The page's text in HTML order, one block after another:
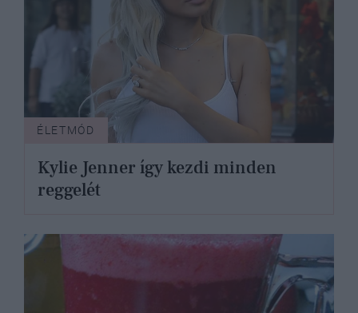
ÉLETMÓD
Kylie Jenner így kezdi minden
reggelét